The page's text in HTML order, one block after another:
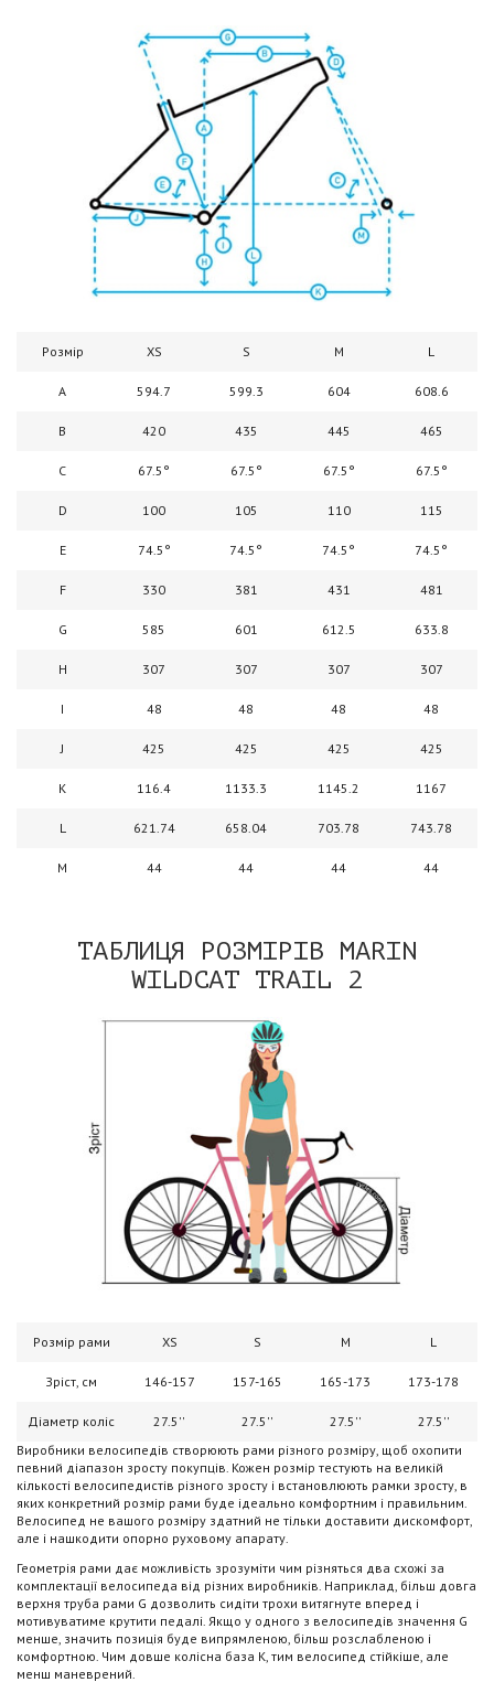
Розмір XS S M L
A 594.7 599.3 604 608.6
B 420 435 445 465
C 67.5° 67.5° 67.5° 67.5°
D 100 105 110 115
E 74.5° 74.5° 74.5° 74.5°
F 330 381 431 481
G 585 601 612.5 633.8
H 307 307 307 307
I 48 48 48 48
J 425 425 425 425
K 116.4 1133.3 1145.2 1167
L 621.74 658.04 703.78 743.78
M 44 44 44 44
ТАБЛИЦЯ РОЗМІРІВ MARIN
WILDCAT TRAIL 2
Розмір рами XS S M L
Зріст, см 146-157 157-165 165-173 173-178
Діаметр коліс 27.5'' 27.5'' 27.5''
27.5''
Виробники велосипедів створюють рами різного розміру, щоб охопити
певний діапазон зросту покупців. Кожен розмір тестують на великій
кількості велосипедистів різного зросту і встановлюють рамки зросту, в
яких конкретний розмір рами буде ідеально комфортним і правильним.
Велосипед не вашого розміру здатний не тільки доставити дискомфорт,
але і нашкодити опорно руховому апарату.
Геометрія рами дає можливість зрозуміти чим різняться два схожі за
комплектації велосипеда від різних виробників. Наприклад, більш довга
верхня труба рами G дозволить сидіти трохи витягнуте вперед і
мотивуватиме крутити педалі. Якщо у одного з велосипедів значення G
менше, значить позиція буде випрямленою, більш розслабленою і
комфортною. Чим довше колісна база K, тим велосипед стійкіше, але
менш маневрений.